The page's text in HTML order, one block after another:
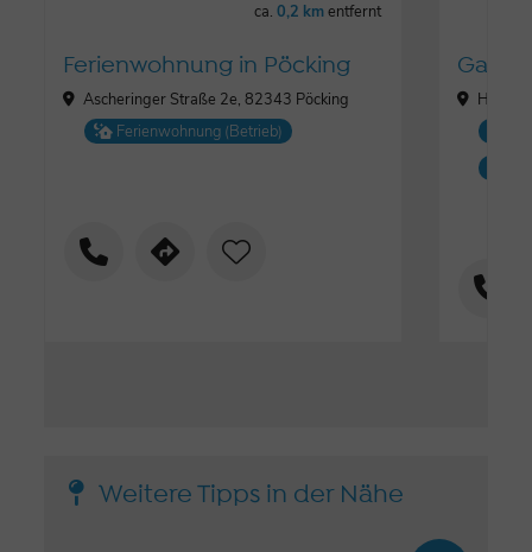
ca.0,2 kmentfernt
Ferienwohnung in Pöcking
Ascheringer Straße 2e, 82343 Pöcking
Ferienwohnung (Betrieb)
Weitere Tipps in der Nähe